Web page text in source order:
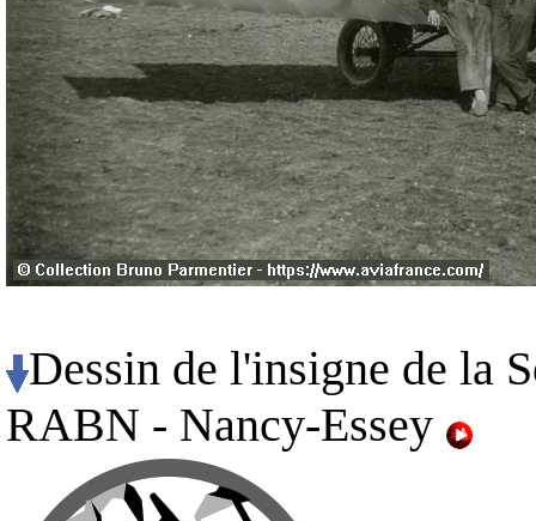
Dessin de l'insigne de la
RABN - Nancy-Essey